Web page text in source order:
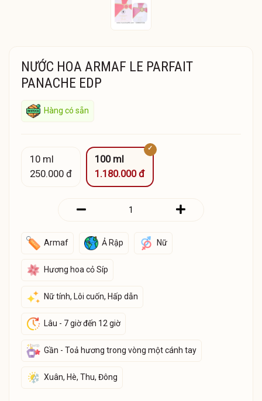
NƯỚC HOA ARMAF LE PARFAIT
PANACHE EDP
Hàng có sẵn
10 ml
250.000 đ
100 ml
1.180.000 đ
Armaf Ả Rập Nữ
Hương hoa cỏ Síp
Nữ tính, Lôi cuốn, Hấp dẫn
Lâu - 7 giờ đến 12 giờ
Gần - Toả hương trong vòng một cánh tay
Xuân, Hè, Thu, Đông